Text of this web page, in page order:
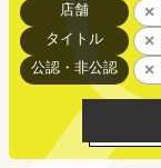
店舗
タイトル
公認・非公認